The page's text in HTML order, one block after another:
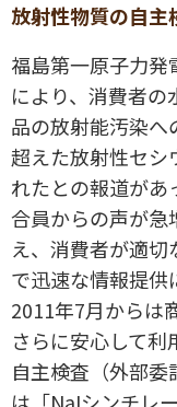
放射性物質の自主
福島第一原子力発
により、消費者
品の放射能汚染へ
超えた放射性セシ
れたとの報道が
合員からの声が急
え、消費者が適
で迅速な情報提供
2011年7月からは
さらに安心して
自主検査（外部